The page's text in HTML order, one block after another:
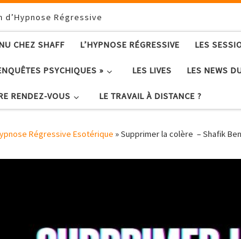
Régressive
CHEZ SHAFF L’HYPNOSE RÉGRESSIVE LES
PSYCHIQUES » LES LIVES LES NEWS
RENDEZ-VOUS LE TRAVAIL À DISTANCE ?
Régressive Esotérique »Supprimer la colère – Shafik